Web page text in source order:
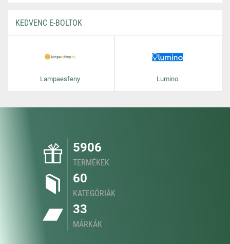
KEDVENC E-BOLTOK
Lampaesfeny Lumino
5906
TERMÉKEK
60
KATEGÓRIÁK
33
MÁRKÁK